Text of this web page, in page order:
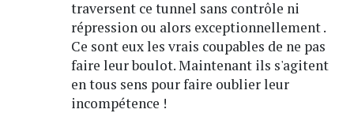
traversent ce tunnel sans contrôle ni
répression ou alors exceptionnellement .
Ce sont eux les vrais coupables de ne pas
faire leur boulot. Maintenant ils s'agitent
en tous sens pour faire oublier leur
incompétence !